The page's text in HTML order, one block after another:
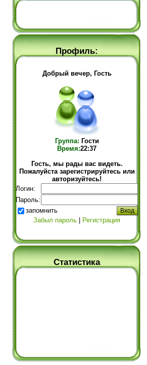
Профиль:
Добрый вечер, Гость
Группа: Гости
Время:22:37
Гость, мы рады вас видеть.
Пожалуйста зарегистрируйтесь или
авторизуйтесь!
Логин:
Пароль:
запомнить
Забыл пароль
Регистрация
Статистика